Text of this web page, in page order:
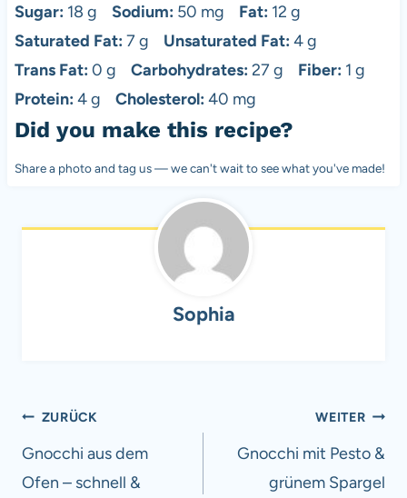
Sugar: 18 g Sodium: 50 mg Fat: 12 g
Saturated Fat: 7 g Unsaturated Fat: 4 g
Trans Fat: 0 g Carbohydrates: 27 g Fiber: 1 g
Protein: 4 g Cholesterol: 40 mg
Did you make this recipe?
Share a photo and tag us — we can't wait to see what you've made!
Sophia
Beitragsnavigation
ZURÜCK
Gnocchi aus dem
Ofen – schnell &
WEITER
Gnocchi mit Pesto &
grünem Spargel